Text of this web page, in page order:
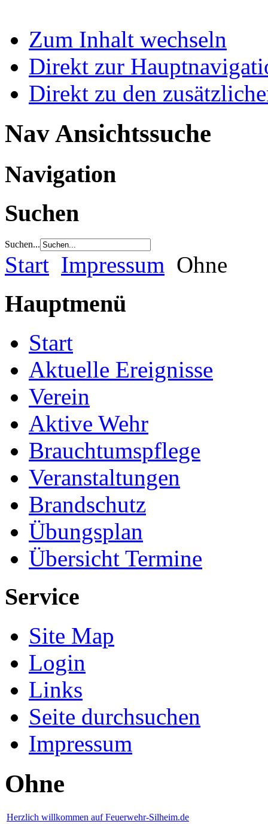
Zum Inhalt wechseln
Direkt zur
Direkt zu den
Nav Ansichtssuche
Navigation
Suchen
Suchen...
Start Impressum Ohne
Hauptmenü
Start
Aktuelle Ereignisse
Verein
Aktive Wehr
Brauchtumspflege
Veranstaltungen
Brandschutz
Übungsplan
Übersicht Termine
Service
Site Map
Login
Links
Seite durchsuchen
Impressum
Ohne
Herzlich willkommen auf Feuerwehr-Silheim.de